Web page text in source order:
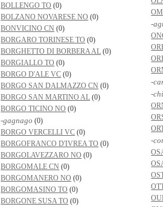
BOLLENGO TO (0)
BOLZANO NOVARESE NO (0)
BONVICINO CN (0)
BORGARO TORINESE TO (0)
BORGHETTO DI BORBERA AL (0)
BORGIALLO TO (0)
BORGO D'ALE VC (0)
BORGO SAN DALMAZZO CN (0)
BORGO SAN MARTINO AL (0)
BORGO TICINO NO (0)
-gagnago (0)
BORGO VERCELLI VC (0)
BORGOFRANCO D'IVREA TO (0)
BORGOLAVEZZARO NO (0)
BORGOMALE CN (0)
BORGOMANERO NO (0)
BORGOMASINO TO (0)
BORGONE SUSA TO (0)
-
-
-
-